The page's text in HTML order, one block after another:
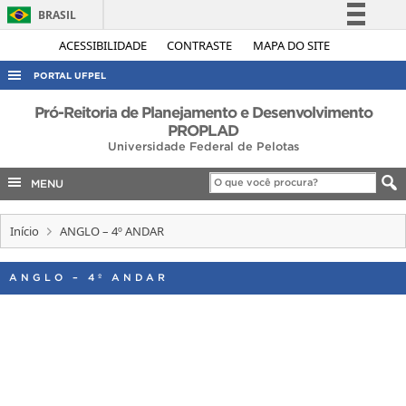
ACESSIBILIDADE CONTRASTE MAPA DO SITE
BRASIL
Simplifique!
Acesso à informação
Legislação
Canais
PORTAL UFPEL
ACESSO À INFORMAÇÃO
COBALTO
CONCURSOS
EDITAIS
INTERNACIONAL
Pró-Reitoria de Planejamento e Desenvolvimento
PROPLAD
Universidade Federal de Pelotas
MENU
Início ANGLO – 4º ANDAR
ANGLO – 4º ANDAR